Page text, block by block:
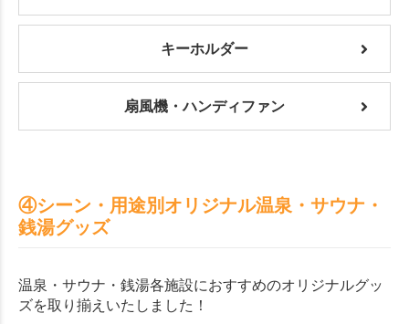
キーホルダー
扇風機・ハンディファン
④シーン・用途別オリジナル温泉・サウナ・
銭湯グッズ
温泉・サウナ・銭湯各施設におすすめのオリジナルグッ
ズを取り揃えいたしました！